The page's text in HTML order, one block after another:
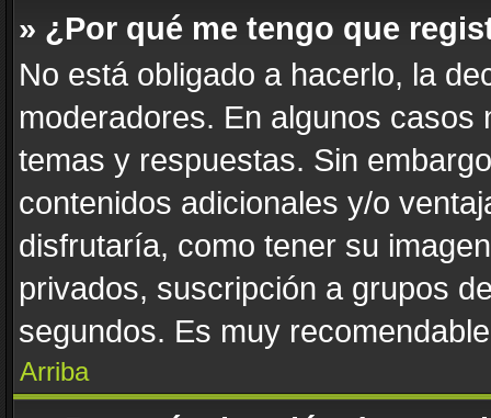
» ¿Por qué me tengo que
No está obligado a hacerlo, la
moderadores. En algunos
temas y respuestas. Sin
contenidos adicionales y/o
disfrutaría, como tener su
privados, suscripción a grupos
segundos. Es muy
Arriba